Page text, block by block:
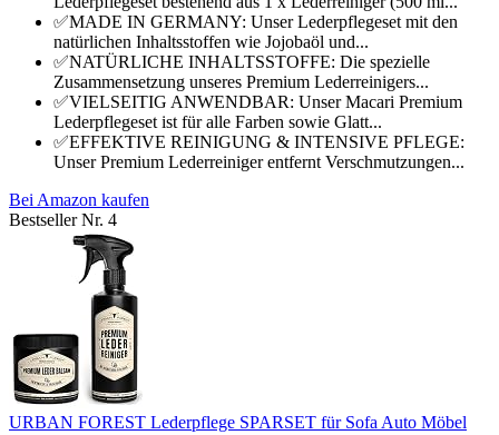
✅MADE IN GERMANY: Unser Lederpflegeset mit den
natürlichen Inhaltsstoffen wie Jojobaöl und...
✅NATÜRLICHE INHALTSSTOFFE: Die spezielle
Zusammensetzung unseres Premium Lederreinigers...
✅VIELSEITIG ANWENDBAR: Unser Macari Premium
Lederpflegeset ist für alle Farben sowie Glatt...
✅EFFEKTIVE REINIGUNG & INTENSIVE PFLEGE:
Unser Premium Lederreiniger entfernt Verschmutzungen...
Bei Amazon kaufen
Bestseller Nr. 4
URBAN FOREST Lederpflege SPARSET für Sofa Auto Möbel